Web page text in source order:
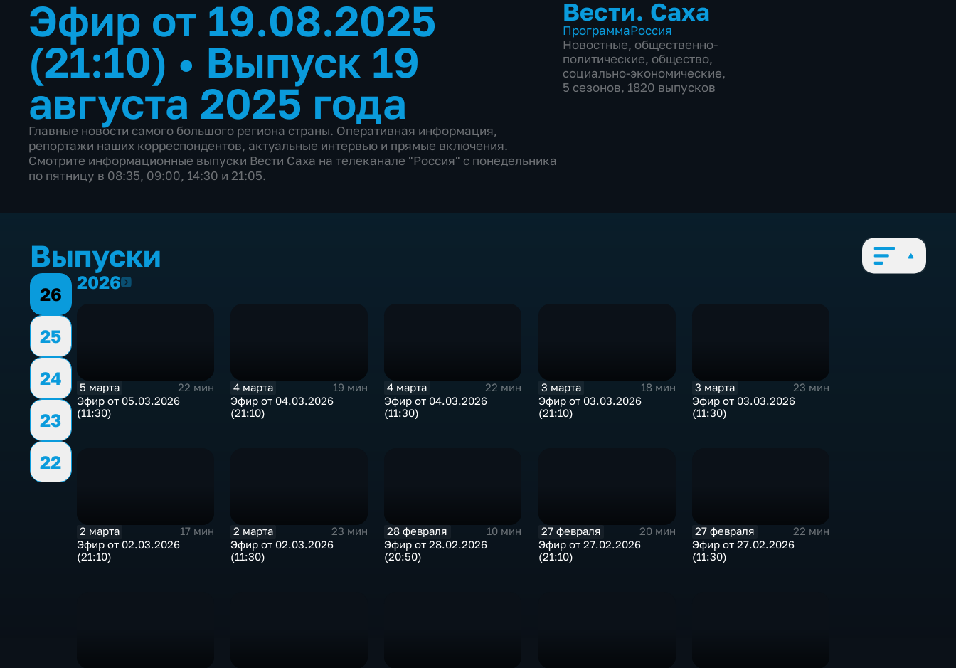
Эфир от 19.08.2025
(21:10) • Выпуск 19
августа 2025 года
Главные новости самого большого региона страны. Оперативная информация,
репортажи наших корреспондентов, актуальные интервью и прямые включения.
Смотрите информационные выпуски Вести Саха на телеканале "Россия" с понедельника
по пятницу в 08:35, 09:00, 14:30 и 21:05.
Вести. Саха
ПрограммаРоссия
Новостные, общественно-
политические, общество,
социально-экономические,
5 сезонов, 1820 выпусков
Выпуски
26
25
24
23
22
20262026
5 марта
22 мин
Эфир от 05.03.2026
(11:30)
4 марта
19 мин
Эфир от 04.03.2026
(21:10)
4 марта
22 мин
Эфир от 04.03.2026
(11:30)
3 марта
18 мин
Эфир от 03.03.2026
(21:10)
3 марта
23 мин
Эфир от 03.03.2026
(11:30)
2 марта
17 мин
Эфир от 02.03.2026
(21:10)
2 марта
23 мин
Эфир от 02.03.2026
(11:30)
28 февраля
10 мин
Эфир от 28.02.2026
(20:50)
27 февраля
20 мин
Эфир от 27.02.2026
(21:10)
27 февраля
22 мин
Эфир от 27.02.2026
(11:30)